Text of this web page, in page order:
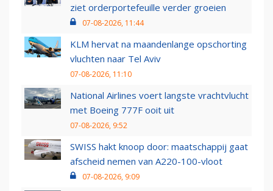
ziet orderportefeuille verder groeien
07-08-2026, 11:44
KLM hervat na maandenlange opschorting
vluchten naar Tel Aviv
07-08-2026, 11:10
National Airlines voert langste vrachtvlucht
met Boeing 777F ooit uit
07-08-2026, 9:52
SWISS hakt knoop door: maatschappij gaat
afscheid nemen van A220-100-vloot
07-08-2026, 9:09